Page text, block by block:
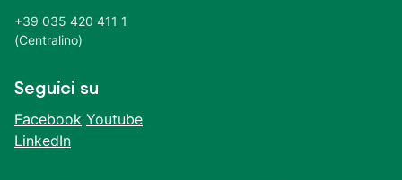
+39 035 420 411 1
(Centralino)
Seguici su
Facebook Youtube
LinkedIn